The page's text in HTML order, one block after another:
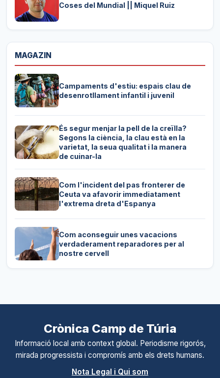
Coses del Mundial || Miquel Ruiz
MAGAZIN
Campaments d'estiu: espais clau de
desenrotllament infantil i juvenil
És segur menjar la pell de la creïlla?
Segons la ciència, la clau està en la
varietat, la seua qualitat i la manera
de cuinar-la
Com l'incident del pas fronterer de
Ceuta va afavorir immediatament
l'extrema dreta d'Espanya
Com aconseguir unes vacacions
verdaderament reparadores per al
nostre cervell
Crònica Camp de Túria
Informació local amb context global. Periodisme rigorós,
mirada progressista i compromís amb els drets humans.
Nota Legal i Qui som